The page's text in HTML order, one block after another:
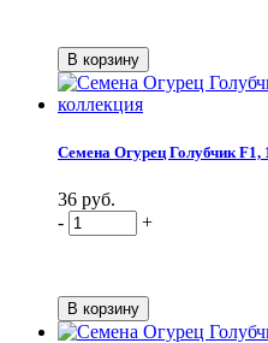
Семена Огурец Голубчик
36 руб.
-
+